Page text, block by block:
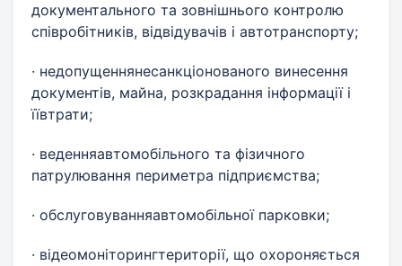
документального та зовнішнього контролю
співробітників, відвідувачів і автотранспорту;
· недопущеннянесанкціонованого винесення
документів, майна, розкрадання інформації і
їївтрати;
· веденняавтомобільного та фізичного
патрулювання периметра підприємства;
· обслуговуванняавтомобільної парковки;
· відеомоніторингтериторії, що охороняється